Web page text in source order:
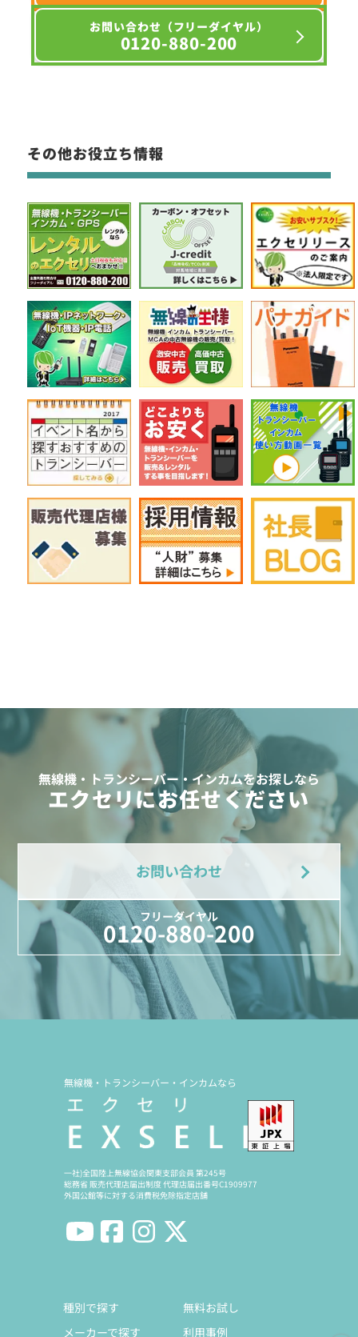
お問い合わせ（フリーダイヤル）
0120-880-200
その他お役立ち情報
無線機・トランシーバー・インカムをお探しなら
エクセリにお任せください
お問い合わせ
フリーダイヤル
0120-880-200
無線機・トランシーバー・インカムなら
一社)全国陸上無線協会関東支部会員 第245号
総務省 販売代理店届出制度 代理店届出番号C1909977
外国公館等に対する消費税免除指定店舗
種別で探す
メーカーで探す
無料お試し
利用事例